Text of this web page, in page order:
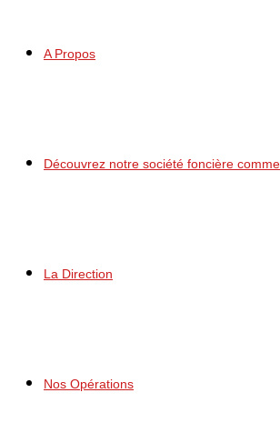
A Propos
Découvrez notre société foncière
La Direction
Nos Opérations